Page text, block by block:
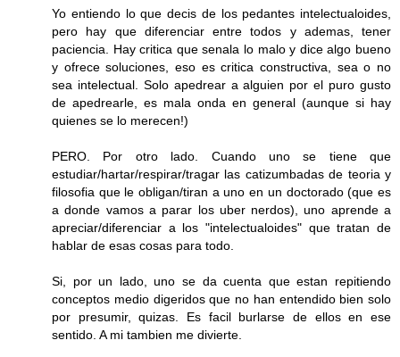
Yo entiendo lo que decis de los pedantes intelectualoides,
pero hay que diferenciar entre todos y ademas, tener
paciencia. Hay critica que senala lo malo y dice algo bueno
y ofrece soluciones, eso es critica constructiva, sea o no
sea intelectual. Solo apedrear a alguien por el puro gusto
de apedrearle, es mala onda en general (aunque si hay
quienes se lo merecen!)
PERO. Por otro lado. Cuando uno se tiene que
estudiar/hartar/respirar/tragar las catizumbadas de teoria y
filosofia que le obligan/tiran a uno en un doctorado (que es
a donde vamos a parar los uber nerdos), uno aprende a
apreciar/diferenciar a los "intelectualoides" que tratan de
hablar de esas cosas para todo.
Si, por un lado, uno se da cuenta que estan repitiendo
conceptos medio digeridos que no han entendido bien solo
por presumir, quizas. Es facil burlarse de ellos en ese
sentido. A mi tambien me divierte.